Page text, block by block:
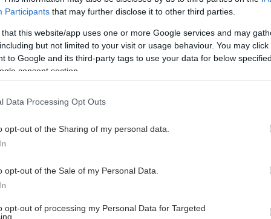
Participants that may further disclose it to other third parties.
that this website/app uses one or more Google services and may
but not limited to your visit or usage behaviour. You may
to Google and its third-party tags to use your data for below
consent section.
Data Processing Opt Outs
opt-out of the Sharing of my personal data.
opt-out of the Sale of my Personal Data.
opt-out of processing my Personal Data for Targeted
της Affidea, μέσω του διευρυμένου δικτύου της σε 16
ιδιόκτητα ιατρικά κέντρα σε ολόκληρη την
καθιστά ιδανικό έδαφος δοκιμών για εφαρμογές
στην απεικόνιση. Στην Affidea ενώνουμε
εξυπηρέτηση και εμπειρία.
λόγο θέτουμε νέα όρια σε ό,τι αφορά την αυξημένη
ακρίβεια, την εξατομικευμένη θεραπεία και τη
μπορούν να επωφεληθούν πλήρως από τα εργαλεία
Νοημοσύνης, τα οποία τους επιτρέπουν να
την αξιοπιστία στη διάγνωση και τελικά να σώσουν